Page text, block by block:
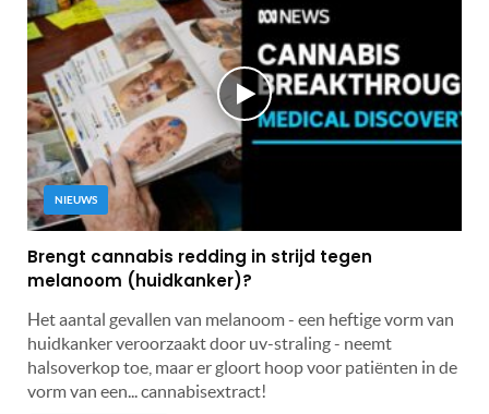
NIEUWS
Brengt cannabis redding in strijd tegen
melanoom (huidkanker)?
Het aantal gevallen van melanoom - een heftige vorm van
huidkanker veroorzaakt door uv-straling - neemt
halsoverkop toe, maar er gloort hoop voor patiënten in de
vorm van een... cannabisextract!